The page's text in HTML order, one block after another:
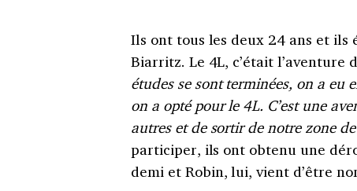
Ils ont tous les deux 24 ans et
Biarritz. Le 4L, c’était l’aventure
études se sont terminées, on a eu
on a opté pour le 4L. C’est une
autres et de sortir de notre zone
participer, ils ont obtenu une
demi et Robin, lui, vient d’être